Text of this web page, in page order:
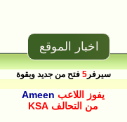
اخبار الموقع
سيرفر5 فتح من جديد وبقوة
يفوز اللاعب Ameen
من التحالف KSA